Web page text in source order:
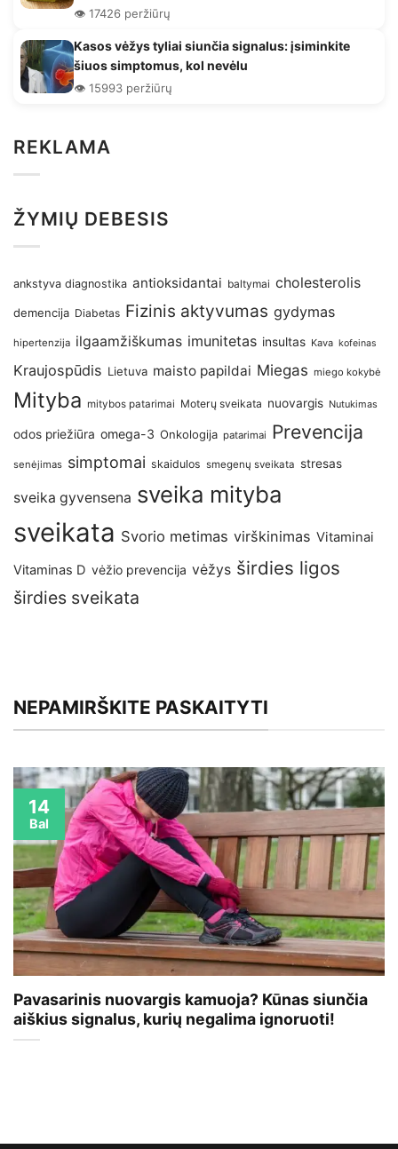
👁️ 17426 peržiūrų
Kasos vėžys tyliai siunčia signalus: įsiminkite
šiuos simptomus, kol nevėlu
👁️ 15993 peržiūrų
REKLAMA
ŽYMIŲ DEBESIS
ankstyva diagnostika antioksidantai baltymai cholesterolis
demencija Diabetas Fizinis aktyvumas gydymas
hipertenzija ilgaamžiškumas imunitetas insultas Kava kofeinas
Kraujospūdis Lietuva maisto papildai Miegas miego kokybė
Mityba mitybos patarimai Moterų sveikata nuovargis Nutukimas
odos priežiūra omega-3 Onkologija patarimai Prevencija
senėjimas simptomai skaidulos smegenų sveikata stresas
sveika gyvensena sveika mityba
sveikata Svorio metimas virškinimas Vitaminai
Vitaminas D vėžio prevencija vėžys širdies ligos
širdies sveikata
NEPAMIRŠKITE PASKAITYTI
Pavasarinis nuovargis kamuoja? Kūnas siunčia
aiškius signalus, kurių negalima ignoruoti!
14
Bal